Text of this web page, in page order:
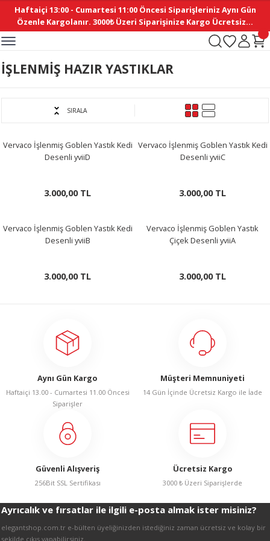
Haftaiçi 13:00 - Cumartesi 11:00 Öncesi Siparişleriniz Aynı Gün
Özenle Kargolanır. 3000₺ Üzeri Siparişinize Kargo Ücretsiz...
Geri Dön
Geri Dön
Geri Dön
Geri Dön
Geri Dön
Geri Dön
Geri Dön
ETİKET
Geri Dön
Geri Dön
Geri Dön
Geri Dön
Geri Dön
Geri Dön
Geri Dön
Geri Dön
AKSESUAR
Geri Dön
Geri Dön
Geri Dön
Geri Dön
Geri Dön
Geri Dön
İŞLENMİŞ HAZIR YASTIKLAR
SIRALA
Vervaco İşlenmiş Goblen Yastık Kedi
Desenli yviiD
3.000,00 TL
Vervaco İşlenmiş Goblen Yastık Kedi
Desenli yviiC
3.000,00 TL
Vervaco İşlenmiş Goblen Yastık Kedi
Desenli yviiB
3.000,00 TL
Vervaco İşlenmiş Goblen Yastık
Çiçek Desenli yviiA
3.000,00 TL
Aynı Gün Kargo
Haftaiçi 13.00 - Cumartesi 11.00 Öncesi
Siparişler
Müşteri Memnuniyeti
14 Gün İçinde Ücretsiz Kargo ile İade
Güvenli Alışveriş
256Bit SSL Sertifikası
Ücretsiz Kargo
3000 ₺ Üzeri Siparişlerde
Ayrıcalık ve fırsatlar ile ilgili e-posta almak ister misiniz?
elegantshop.com.tr e-bülten üyeliğinizden istediğiniz zaman ücretsiz ve kolay bir
şekilde çıkış yapabilirsiniz.